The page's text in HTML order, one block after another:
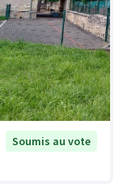
Soumis au vote